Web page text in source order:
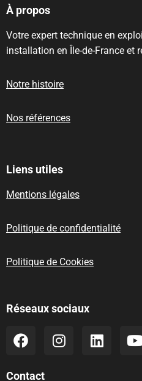
À propos
Votre expert technique en
installation en Île-de-France et
Notre histoire
Nos références
Liens utiles
Mentions légales
Politique de confidentialité
Politique de Cookies
Réseaux sociaux
Contact